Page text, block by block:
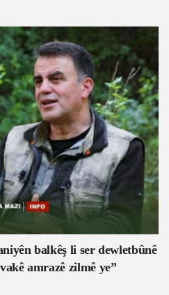
balkêş li ser dewletbûnê
amrazê zilmê ye”